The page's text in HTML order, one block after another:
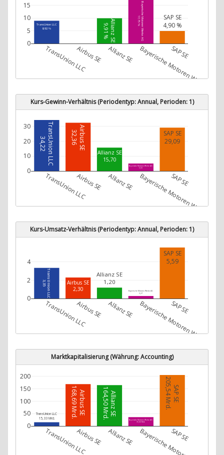
TransUnion LLC
8,92 % Allianz SE
9,91 % Bayerische Motoren Werke AG
17,75 % SAP SE
4,90 %
TransUnion LLCAirbus SE Allianz SE Bayerische Motoren Werke AG
SAP SE
0
5
10
15
Kurs-Gewinn-Verhältnis (Periodentyp: Annual, Perioden: 1)
TransUnion LLC
34,22 Airbus SE
32,36
Allianz SE
15,70
Bayerische Motoren Werke AG
5,03
SAP SE
29,09
TransUnion LLCAirbus SE Allianz SE Bayerische Motoren Werke AG
SAP SE
0
10
20
30
Kurs-Umsatz-Verhältnis (Periodentyp: Annual, Perioden: 1)
TransUnion LLC
3,35 Airbus SE
2,30
Allianz SE
1,20
Bayerische Motoren Werke AG
0,27
SAP SE
5,59
TransUnion LLCAirbus SE Allianz SE Bayerische Motoren Werke AG
SAP SE
0
2
4
Marktkapitalisierung (Währung: Accounting)
TransUnion LLC
15,33 Mrd.
Airbus SE
168,69 Mrd. Allianz SE
164,50 Mrd.
Bayerische Motoren Werke AG
35,66 Mrd.
SAP SE
205,54 Mrd.
TransUnion LLCAirbus SE Allianz SE SAP SE
0
50
100
150
200